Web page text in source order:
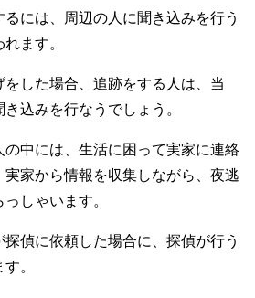
には、周辺の人に聞き込みを行う
ます。
した場合、追跡をする人は、当
込みを行なうでしょう。
の中には、生活に困って実家に連絡
実家から情報を収集しながら、夜逃
しゃいます。
偵に依頼した場合に、探偵が行う
。